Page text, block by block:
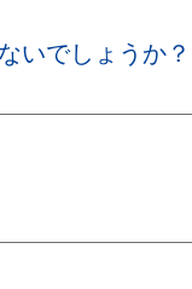
いでしょうか？